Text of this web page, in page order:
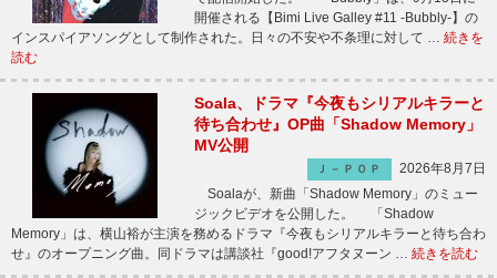
開催される【Bimi Live Galley #11 -Bubbly-】の
インスパイアソングとして制作された。日々の不安や不条理に対して … 続きを
読む
Soala、ドラマ『今夜もシリアルキラーと
待ち合わせ』OP曲「Shadow Memory」
MV公開
Ｊ－ＰＯＰ
2026年8月7日
Soalaが、新曲「Shadow Memory」のミュー
ジックビデオを公開した。 「Shadow
Memory」は、横山裕が主演を務めるドラマ『今夜もシリアルキラーと待ち合わ
せ』のオープニング曲。同ドラマは講談社『good!アフタヌーン … 続きを読む